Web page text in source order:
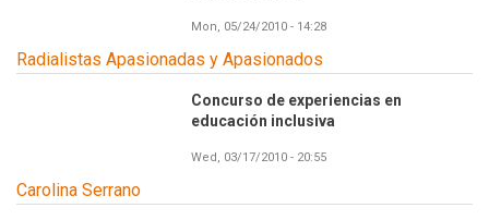
Mon, 05/24/2010 - 14:28
Radialistas Apasionadas y Apasionados
Concurso de experiencias en
educación inclusiva
Wed, 03/17/2010 - 20:55
Carolina Serrano